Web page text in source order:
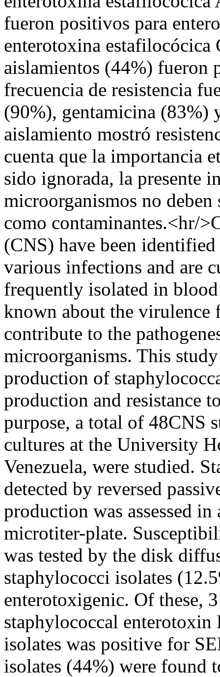
fueron positivos para
enterotoxina
aislamientos (44%) fueron
frecuencia de resistencia
(90%), gentamicina
aislamiento mostró
cuenta que la importancia
sido ignorada, la presente
microorganismos no
como contaminantes.<hr/
(CNS) have been
various infections and are
frequently isolated in
known about the virulence
contribute to the
microorganisms. This
production of
production and resistance
purpose, a total of 48CNS
cultures at the University
Venezuela, were studied.
detected by reversed
production was assessed
microtiter-plate.
was tested by the disk
staphylococci isolates
enterotoxigenic. Of these,
staphylococcal
isolates was positive for
isolates (44%) were found